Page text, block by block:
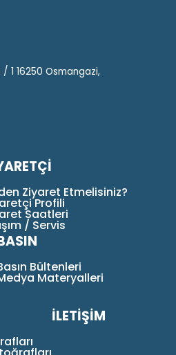
1 16250 Osmangazi,
Ziyaret Etmelisiniz?
Profili
Saatleri
/ Servis
Bültenleri
Materyalleri
İLETİŞİM